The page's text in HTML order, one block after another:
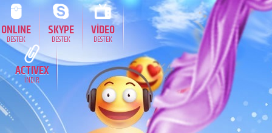
ONLINE
DESTEK
SKYPE
DESTEK
VİDEO
DESTEK
ACTIVEX
İNDİR